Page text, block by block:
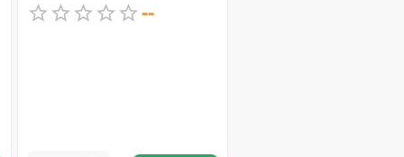
が、重要度が低い相手との会話に時間
を取られるのは避けたいものです。そ
--